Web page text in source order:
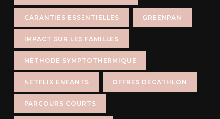
GARANTIES ESSENTIELLES GREENPAN
IMPACT SUR LES FAMILLES
MÉTHODE SYMPTOTHERMIQUE
NETFLIX ENFANTS OFFRES DÉCATHLON
PARCOURS COURTS